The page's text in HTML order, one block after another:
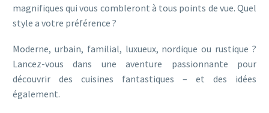
magnifiques qui vous combleront à tous points de vue. Quel
style a votre préférence ?
Moderne, urbain, familial, luxueux, nordique ou rustique ?
Lancez-vous dans une aventure passionnante pour
découvrir des cuisines fantastiques – et des idées
également.